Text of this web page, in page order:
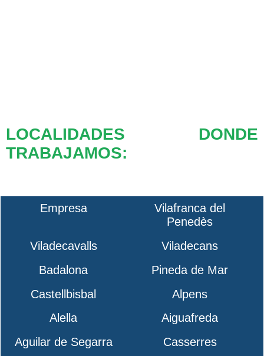
LOCALIDADES DONDE
TRABAJAMOS:
Empresa
Vilafranca del
Penedès
Viladecavalls
Viladecans
Badalona
Pineda de Mar
Castellbisbal
Alpens
Alella
Aiguafreda
Aguilar de Segarra
Casserres